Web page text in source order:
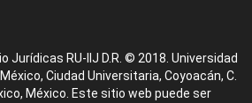
Jurídicas RU-IIJ D.R. © 2018. Universidad
Ciudad Universitaria, Coyoacán, C.
México. Este sitio web puede ser